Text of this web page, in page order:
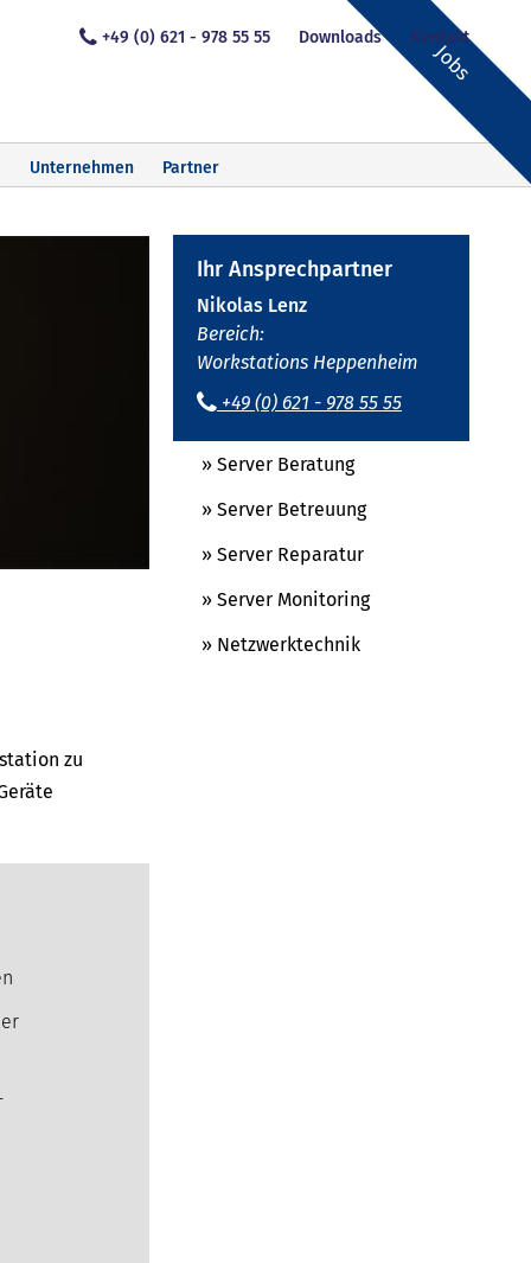
Jobs
+49 (0) 621 - 978 55 55 Downloads Kontakt
Unternehmen Partner
zu
Ihr Ansprechpartner
Nikolas Lenz
Bereich:
Workstations Heppenheim
+49 (0) 621 - 978 55 55
» Server Beratung
» Server Betreuung
» Server Reparatur
» Server Monitoring
» Netzwerktechnik